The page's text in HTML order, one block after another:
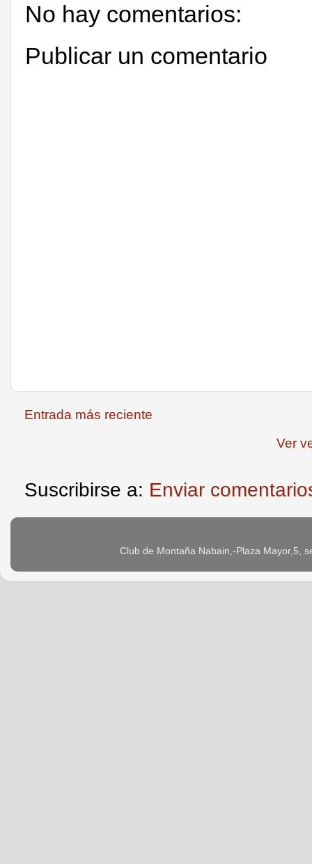
No hay comentarios:
Publicar un comentario
Entrada más reciente
Ver
Suscribirse a: Enviar
Club de Montaña Nabain,-Plaza Mayor,5,